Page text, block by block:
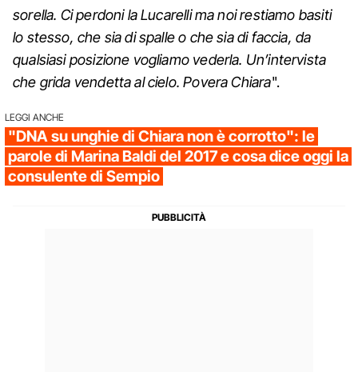
sorella. Ci perdoni la Lucarelli ma noi restiamo basiti
lo stesso, che sia di spalle o che sia di faccia, da
qualsiasi posizione vogliamo vederla. Un’intervista
che grida vendetta al cielo. Povera Chiara".
LEGGI ANCHE
"DNA su unghie di Chiara non è corrotto": le
parole di Marina Baldi del 2017 e cosa dice oggi la
consulente di Sempio